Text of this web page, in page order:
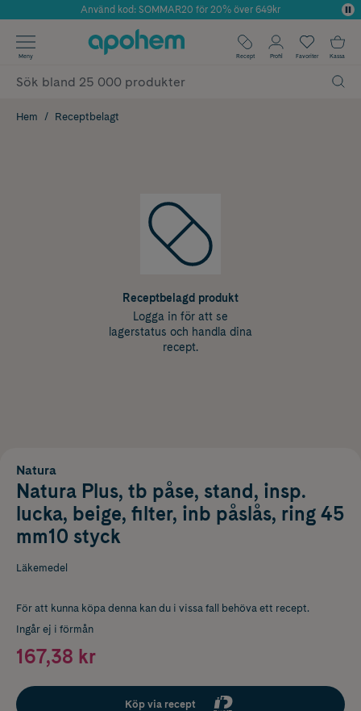
Årets Butik 2025 inom Skönhet
Använd kod: SOMMAR20 för 20% över 649kr
✓ Fri frakt
✓ Poäng på alla köp*
Meny Recept Profil Favoriter Kassa
Hem Receptbelagt
Receptbelagd produkt
Logga in för att se
lagerstatus och handla dina
recept.
Natura
Natura Plus, tb påse, stand, insp.
lucka, beige, filter, inb påslås, ring 45
mm10 styck
Läkemedel
För att kunna köpa denna kan du i vissa fall behöva ett recept.
Ingår ej i förmån
167,38 kr
Köp via recept